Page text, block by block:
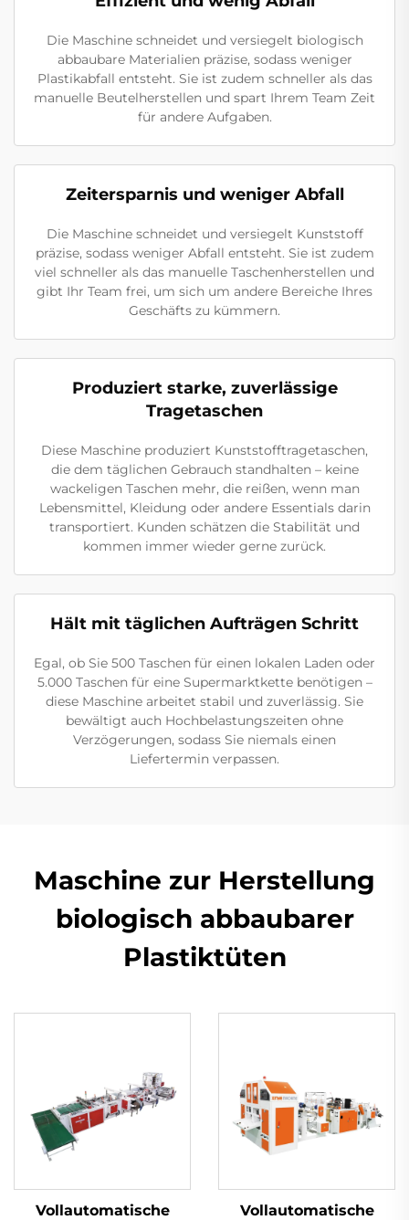
Die Maschine schneidet und versiegelt biologisch
abbaubare Materialien präzise, sodass weniger
Plastikabfall entsteht. Sie ist zudem schneller als das
manuelle Beutelherstellen und spart Ihrem Team Zeit
für andere Aufgaben.
Zeitersparnis und weniger Abfall
Die Maschine schneidet und versiegelt Kunststoff
präzise, sodass weniger Abfall entsteht. Sie ist zudem
viel schneller als das manuelle Taschenherstellen und
gibt Ihr Team frei, um sich um andere Bereiche Ihres
Geschäfts zu kümmern.
Produziert starke, zuverlässige
Tragetaschen
Diese Maschine produziert Kunststofftragetaschen,
die dem täglichen Gebrauch standhalten – keine
wackeligen Taschen mehr, die reißen, wenn man
Lebensmittel, Kleidung oder andere Essentials darin
transportiert. Kunden schätzen die Stabilität und
kommen immer wieder gerne zurück.
Hält mit täglichen Aufträgen Schritt
Egal, ob Sie 500 Taschen für einen lokalen Laden oder
5.000 Taschen für eine Supermarktkette benötigen –
diese Maschine arbeitet stabil und zuverlässig. Sie
bewältigt auch Hochbelastungszeiten ohne
Verzögerungen, sodass Sie niemals einen
Liefertermin verpassen.
Maschine zur Herstellung
biologisch abbaubarer
Plastiktüten
Vollautomatische
Vollautomatische